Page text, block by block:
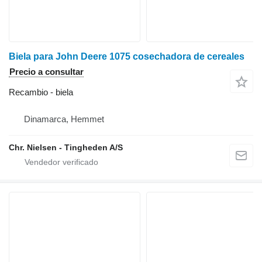
Biela para John Deere 1075 cosechadora de cereales
Precio a consultar
Recambio - biela
Dinamarca, Hemmet
Chr. Nielsen - Tingheden A/S